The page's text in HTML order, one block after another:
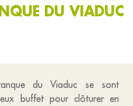
DU VIADUC
du Viaduc se sont
buffet pour clôturer en